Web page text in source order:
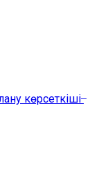
көрсеткіші